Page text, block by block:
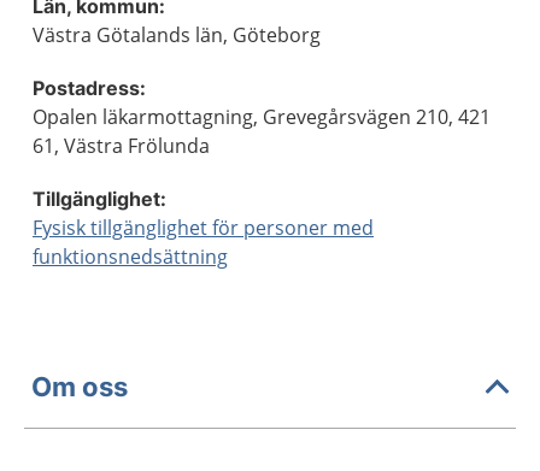
Län, kommun:
Västra Götalands län, Göteborg
Postadress:
Opalen läkarmottagning, Grevegårsvägen 210, 421
61, Västra Frölunda
Tillgänglighet:
Fysisk tillgänglighet för personer med
funktionsnedsättning
Om oss